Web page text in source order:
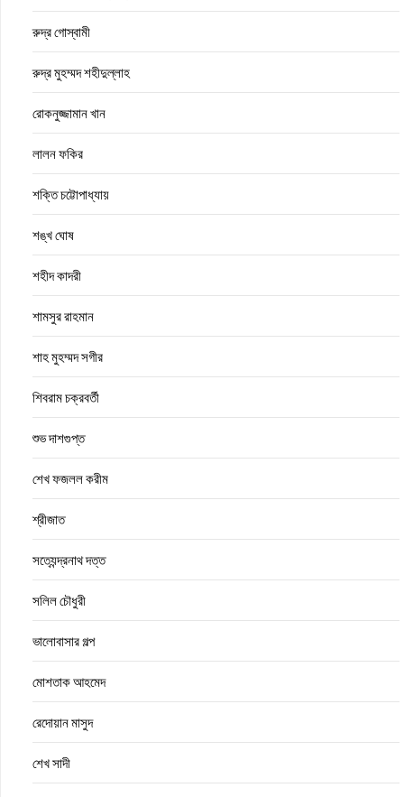
রুদ্র গোস্বামী
রুদ্র মুহম্মদ শহীদুল্লাহ
রোকনুজ্জামান খান
লালন ফকির
শক্তি চট্টোপাধ্যায়
শঙ্খ ঘোষ
শহীদ কাদরী
শামসুর রাহমান
শাহ মুহম্মদ সগীর
শিবরাম চক্রবর্তী
শুভ দাশগুপ্ত
শেখ ফজলল করীম
শ্রীজাত
সত্যেন্দ্রনাথ দত্ত
সলিল চৌধুরী
ভালোবাসার গল্প
মোশতাক আহমেদ
রেদোয়ান মাসুদ
শেখ সাদী